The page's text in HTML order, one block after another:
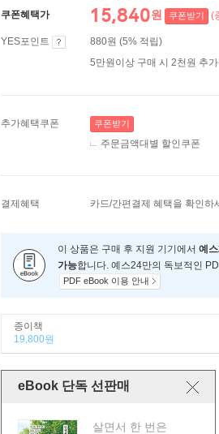
쿠폰혜택가 15,840원 쿠폰받기 (
YES포인트
880원 (5% 적립)
5만원이상 구매 시 2천원 추가
추가혜택쿠폰 쿠폰받기
주문금액대별 할인쿠폰
결제혜택 카드/간편결제 혜택을 확인하
이 상품은 구매 후 지원 기기에서 예
가능합니다. 예스24만의 독보적인
PDF eBook 이용 안내
종이책
19,800원
eBook 단독 선판매
살면서 한 번은